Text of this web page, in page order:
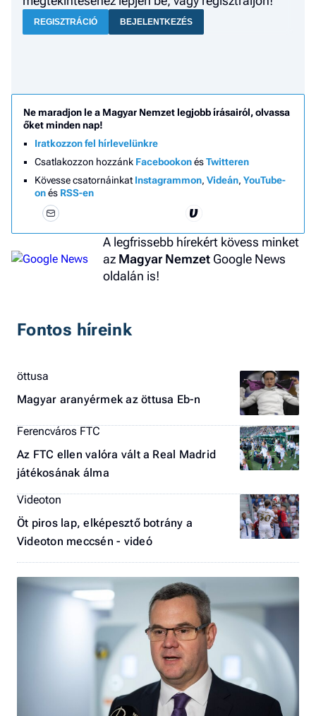
REGISZTRÁCIÓ BEJELENTKEZÉS
Ne maradjon le a Magyar Nemzet legjobb írásairól, olvassa
őket minden nap!
Iratkozzon fel hírlevelünkre
Csatlakozzon hozzánk FacebookonésTwitteren
Kövesse csatornáinkat Instagrammon, Videán, YouTube-
onés RSS-en
A legfrissebb hírekért kövess minket
az Magyar Nemzet Google News
oldalán is!
Fontos híreink
öttusa
Magyar aranyérmek az öttusa Eb-n
Ferencváros FTC
Az FTC ellen valóra vált a Real Madrid
játékosának álma
Videoton
Öt piros lap, elképesztő botrány a
Videoton meccsén - videó